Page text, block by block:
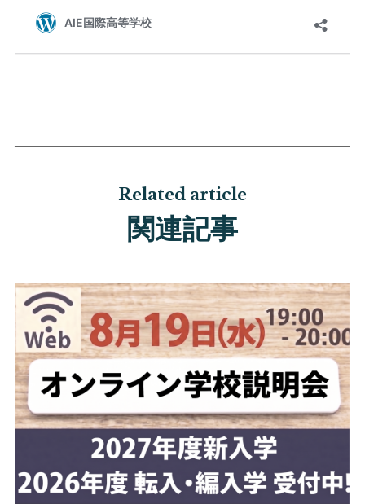
Related article
関連記事